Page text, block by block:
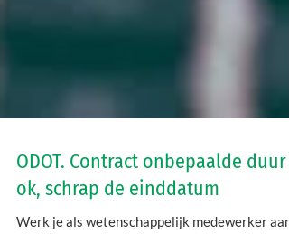
ODOT. Contract onbepaalde duur
ok, schrap de einddatum